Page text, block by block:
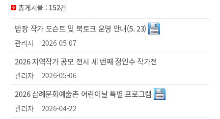
총게시물 : 152건
밥장 작가 도슨트 및 북토크 운영 안내(5. 23)
관리자 2026-05-07
2026 지역작가 공모 전시 세 번째 정인수 작가전
관리자 2026-05-06
2026 삼례문화예술촌 어린이날 특별 프로그램
관리자 2026-04-22